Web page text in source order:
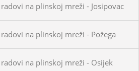
na plinskoj mreži - Josipovac
na plinskoj mreži - Požega
na plinskoj mreži - Osijek